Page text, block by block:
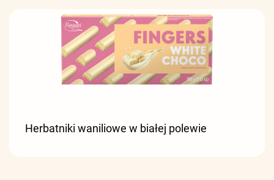
Herbatniki waniliowe w białej polewie